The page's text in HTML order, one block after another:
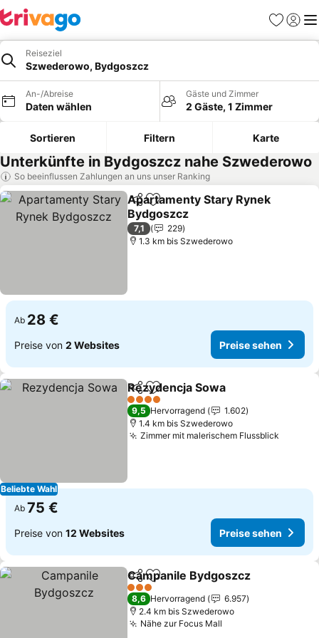
Favoriten
Reiseziel
Szwederowo, Bydgoszcz
An-/Abreise
Daten wählen
Gäste und Zimmer
2 Gäste, 1 Zimmer
Sortieren Filtern Karte
Unterkünfte in Bydgoszcz nahe Szwederowo
So beeinflussen Zahlungen an uns unser Ranking
TeilenZu Favoriten hinzufügen
Apartamenty Stary Rynek
Bydgoszcz
Preise sehen
7,1
229
1.3 km bis Szwederowo
Ab 28 €
Preise von 2 Websites Preise sehen
Beliebte Wahl
TeilenZu Favoriten hinzufügen
Rezydencja Sowa
4 Sterne
9,5 Hervorragend
1.602
1.4 km bis Szwederowo
Zimmer mit malerischem Flussblick
Ab 75 €
Preise von 12 Websites Preise sehen
TeilenZu Favoriten hinzufügen
Campanile Bydgoszcz
3 Sterne
8,6 Hervorragend
6.957
2.4 km bis Szwederowo
Nähe zur Focus Mall